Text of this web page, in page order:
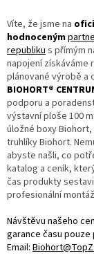
Víte, že jsme na
hodnoceným
republikus přímým
napojení získáváme
plánované výrobě a
BIOHORT®
podporu a
výstavní ploše 100
úložné boxy
truhlíky Biohort.
abyste našli, co
katalog a ceník,
čas produkty
profesionální
Návštěvu našeho
garance času pouze
Email: